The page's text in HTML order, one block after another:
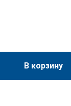
В корзину